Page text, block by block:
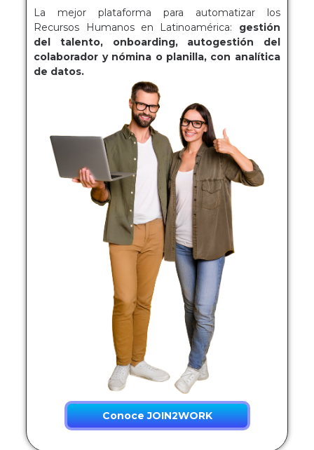
La mejor plataforma para automatizar los
Recursos Humanos en Latinoamérica: gestión
del talento, onboarding, autogestión del
colaborador y nómina o planilla, con analítica
de datos.
Conoce JOIN2WORK